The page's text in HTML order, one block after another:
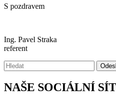
S pozdravem
Ing. Pavel Straka
referent
Vyhledávání:
NAŠE SOCIÁLNÍ